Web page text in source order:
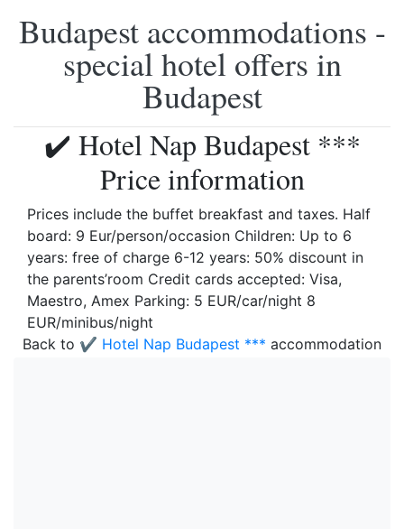
Budapest accommodations -
special hotel offers in
Budapest
✔️ Hotel Nap Budapest ***
Price information
Prices include the buffet breakfast and taxes. Half
board: 9 Eur/person/occasion Children: Up to 6
years: free of charge 6-12 years: 50% discount in
the parents’room Credit cards accepted: Visa,
Maestro, Amex Parking: 5 EUR/car/night 8
EUR/minibus/night
Back to ✔️ Hotel Nap Budapest *** accommodation